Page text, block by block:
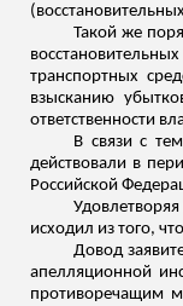
Такой же
транспортных
взысканию
ответственности
В связи с
действовали в
Российской
исходил из того,
Довод
апелляционной
противоречащим